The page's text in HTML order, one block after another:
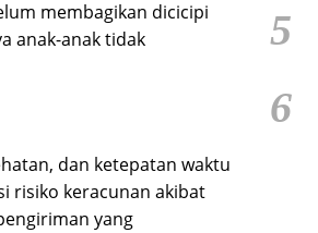
membagikan dicicipi
anak-anak tidak
dan ketepatan waktu
risiko keracunan akibat
yang
5
6